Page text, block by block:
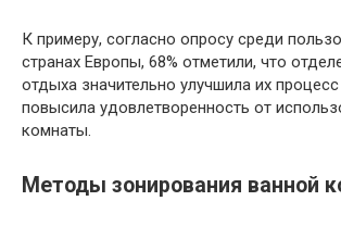
К примеру, согласно опросу среди
странах Европы, 68% отметили, что
отдыха значительно улучшила их
повысила удовлетворенность от
комнаты.
Методы зонирования ванной